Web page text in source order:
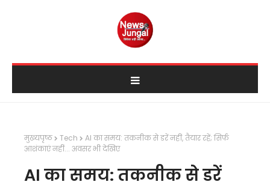
मुख्यपृष्ठ Tech
AI का समय: तकनीक से डरें नहीं, तैयार रहें; सिर्फ
आशंकाएं नहीं... अवसर भी देखिए
AI का समय: तकनीक से डरें